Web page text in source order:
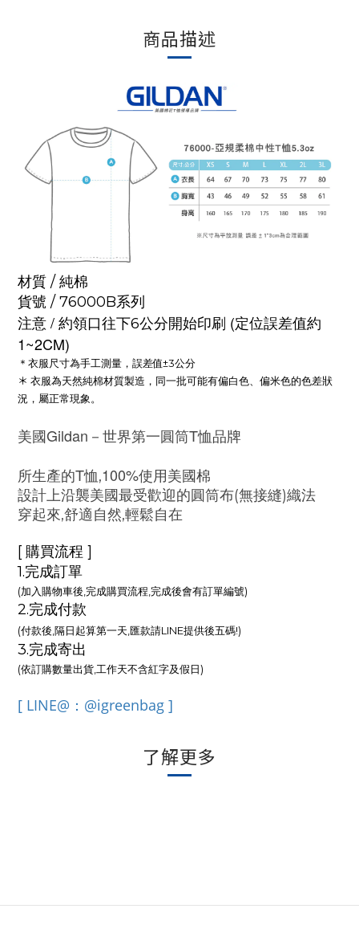
商品描述
材質 /純棉
貨號 / 76000B系列
注意 / 約領口往下6公分開始印刷 (定位誤差值約
1~2CM)
＊衣服尺寸為手工測量 ，誤差值±3公分
＊ 衣服為天然純棉材質製造，同一批可能有偏白色、偏米色的色差狀
況，屬正常現象。
美國Gildan －世界第一圓筒T恤品牌
所生產的T恤,100%使用美國棉
設計上沿襲美國最受歡迎的圓筒布(無接縫)織法
穿起來,舒適自然,輕鬆自在
[ 購買流程 ]
1.完成訂單
(加入購物車後,完成購買流程,完成後會有訂單編號)
2.完成付款
(付款後,隔日起算第一天,匯款請LINE提供後五碼!)
3.完成寄出
(依訂購數量出貨,工作天不含紅字及假日)
[ LINE@：@igreenbag ]
了解更多